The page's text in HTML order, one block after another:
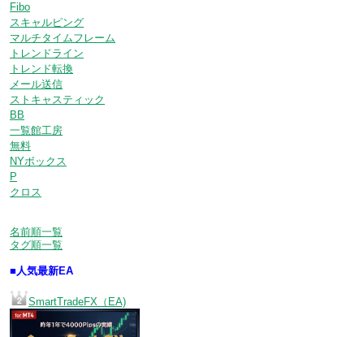
Fibo
スキャルピング
マルチタイムフレーム
トレンドライン
トレンド転換
メール送信
ストキャスティック
BB
一覧館工房
無料
NYボックス
P
クロス
名前順一覧
タグ順一覧
■人気最新EA
SmartTradeFX（EA)